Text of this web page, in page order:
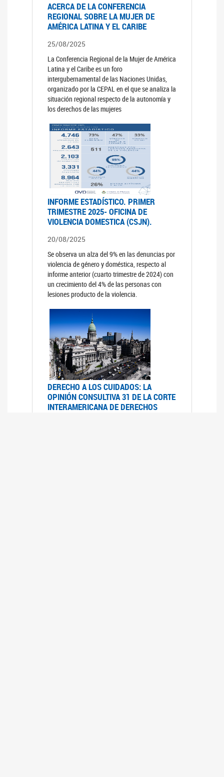
ACERCA DE LA CONFERENCIA
REGIONAL SOBRE LA MUJER DE
AMÉRICA LATINA Y EL CARIBE
25/08/2025
La Conferencia Regional de la Mujer de América
Latina y el Caribe es un foro
intergubernamental de las Naciones Unidas,
organizado por la CEPAL en el que se analiza la
situación regional respecto de la autonomía y
los derechos de las mujeres
INFORME ESTADÍSTICO. PRIMER
TRIMESTRE 2025- OFICINA DE
VIOLENCIA DOMESTICA (CSJN).
20/08/2025
Se observa un alza del 9% en las denuncias por
violencia de género y doméstica, respecto al
informe anterior (cuarto trimestre de 2024) con
un crecimiento del 4% de las personas con
lesiones producto de la violencia.
DERECHO A LOS CUIDADOS: LA
OPINIÓN CONSULTIVA 31 DE LA CORTE
INTERAMERICANA DE DERECHOS